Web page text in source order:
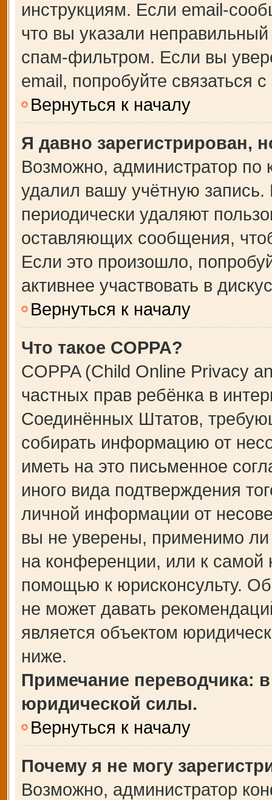
инструкциям. Если email-
что вы указали
спам-фильтром. Если вы
email, попробуйте связаться
Вернуться к началу
Я давно зарегистрирован,
Возможно, администратор по
удалил вашу учётную
периодически удаляют
оставляющих сообщения,
Если это произошло,
активнее участвовать в
Вернуться к началу
Что такое COPPA?
COPPA (Child Online Privacy
частных прав ребёнка в
Соединённых Штатов,
собирать информацию от
иметь на это письменное
иного вида подтверждения
личной информации от
вы не уверены, применимо ли
на конференции, или к самой
помощью к юрисконсульту.
не может давать
является объектом
ниже.
Примечание переводчика:
юридической силы.
Вернуться к началу
Почему я не могу
Возможно, администратор